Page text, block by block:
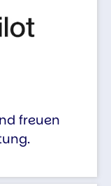
freuen